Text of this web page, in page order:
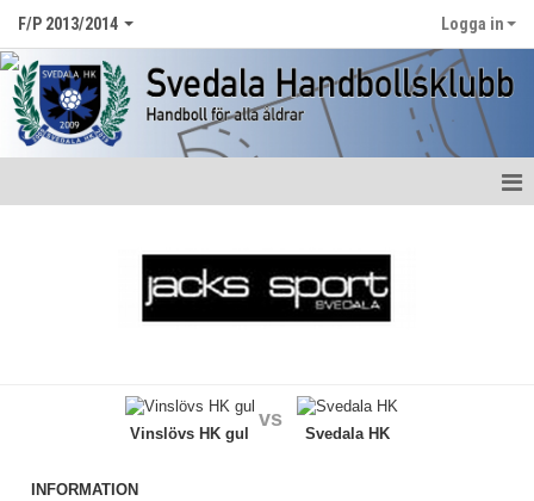
F/P 2013/2014 Logga in
Dokument
Vinslövs HK gul
vs
Svedala HK
INFORMATION